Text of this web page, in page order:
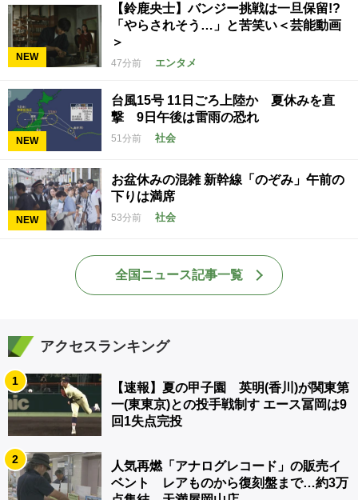
NEW
【鈴鹿央士】バンジー挑戦は一旦保留!?
「やらされそう…」と苦笑い＜芸能動画
＞
47分前 エンタメ
NEW
台風15号 11日ごろ上陸か 夏休みを直
撃 9日午後は雷雨の恐れ
51分前 社会
NEW
お盆休みの混雑 新幹線「のぞみ」午前の
下りは満席
53分前 社会
全国ニュース記事一覧
アクセスランキング
1
【速報】夏の甲子園 英明(香川)が関東第
一(東東京)との投手戦制す エース冨岡は9
回1失点完投
2
人気再燃「アナログレコード」の販売イ
ベント レアものから復刻盤まで…約3万